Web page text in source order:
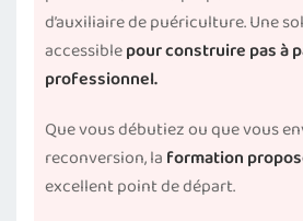
d’auxiliaire de puériculture. Une
accessiblepour construire pas à
professionnel.
Que vous débutiez ou que vous
reconversion, la formation
excellent point de départ.